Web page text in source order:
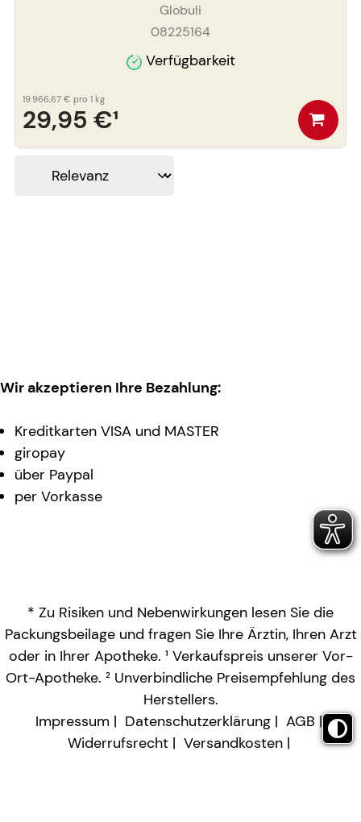
Globuli
08225164
Verfügbarkeit
29,95 €¹
19.966,67 € pro 1 kg
Wir akzeptieren Ihre Bezahlung:
Kreditkarten VISA und MASTER
giropay
über Paypal
per Vorkasse
* Zu Risiken und Nebenwirkungen lesen Sie die
Packungsbeilage und fragen Sie Ihre Ärztin, Ihren Arzt
oder in Ihrer Apotheke. ¹ Verkaufspreis unserer Vor-
Ort-Apotheke. ² Unverbindliche Preisempfehlung des
Herstellers.
Impressum
Datenschutzerklärung
AGB
Widerrufsrecht
Versandkosten